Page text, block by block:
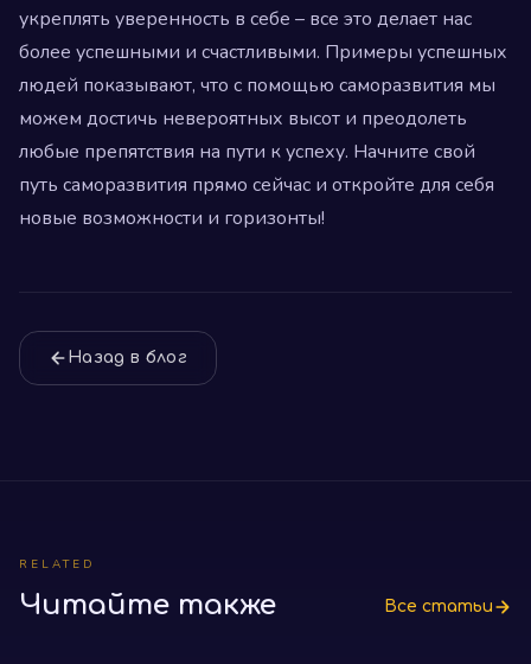
укреплять уверенность в себе – все это делает нас
более успешными и счастливыми. Примеры успешных
людей показывают, что с помощью саморазвития мы
можем достичь невероятных высот и преодолеть
любые препятствия на пути к успеху. Начните свой
путь саморазвития прямо сейчас и откройте для себя
новые возможности и горизонты!
Назад в блог
RELATED
Читайте также Все статьи